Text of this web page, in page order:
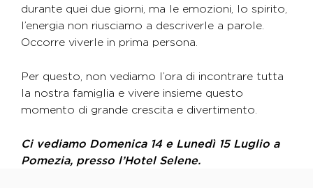
durante quei due giorni, ma le emozioni, lo spirito,
l’energia non riusciamo a descriverle a parole.
Occorre viverle in prima persona.
Per questo, non vediamo l’ora di incontrare tutta
la nostra famiglia e vivere insieme questo
momento di grande crescita e divertimento.
Ci vediamo Domenica 14 e Lunedì 15 Luglio a
Pomezia, presso l’Hotel Selene.